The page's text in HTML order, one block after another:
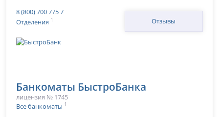
8 (800) 700 775 7
Отделения 1 Отзывы
Банкоматы БыстроБанка
лицензия № 1745
Все банкоматы 1